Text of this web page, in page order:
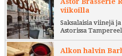
viikoilla
Saksalaisia viinejä
Astorissa
Alkon halvin